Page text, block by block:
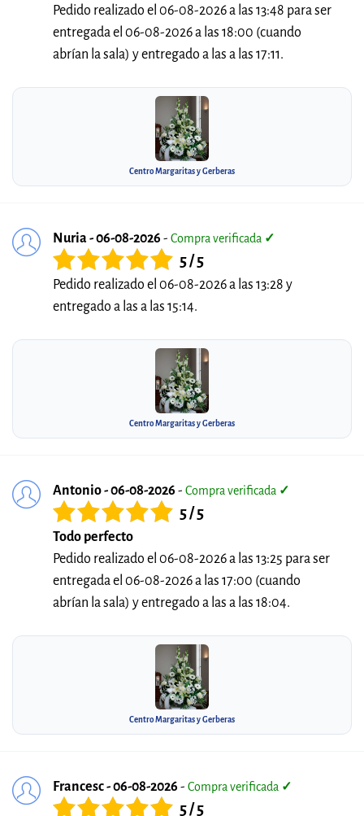
Pedido realizado el 06-08-2026 a las 13:48 para ser
entregada el 06-08-2026 a las 18:00 (cuando
abrían la sala) y entregado a las a las 17:11.
Centro Margaritas y Gerberas
Nuria - 06-08-2026 - Compra verificada ✓
5 / 5
Pedido realizado el 06-08-2026 a las 13:28 y
entregado a las a las 15:14.
Centro Margaritas y Gerberas
Antonio - 06-08-2026 - Compra verificada ✓
5 / 5
Todo perfecto
Pedido realizado el 06-08-2026 a las 13:25 para ser
entregada el 06-08-2026 a las 17:00 (cuando
abrían la sala) y entregado a las a las 18:04.
Centro Margaritas y Gerberas
Francesc - 06-08-2026 - Compra verificada ✓
5 / 5